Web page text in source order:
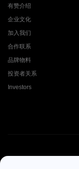
有赞介绍
企业文化
加入我们
合作联系
品牌物料
投资者关系
Investors